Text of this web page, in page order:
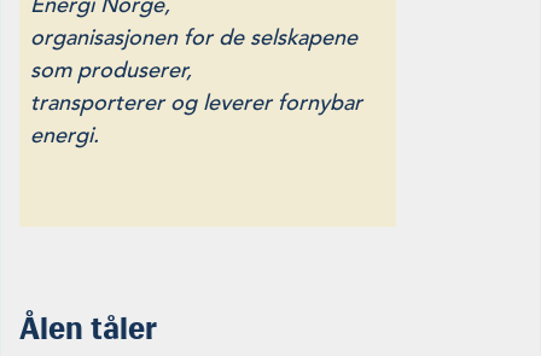
organisasjonen for de selskapene
som produserer,
transporterer og leverer fornybar
energi.
Ålen tåler